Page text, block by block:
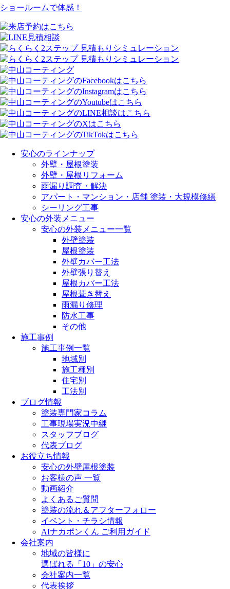
ショールームで体感！
安心のラインナップ
外壁・屋根塗装
外壁・屋根リフォーム
雨漏り調査・解決
アパート・マンション・店舗 塗装・大規模修繕
シーリング工事
安心の外装メニュー
安心の外装メニュー一覧
外壁塗装
屋根塗装
外壁カバー工法
外壁張り替え
屋根カバー工法
屋根葺き替え
雨漏り修理
防水工事
その他
施工事例
施工事例一覧
地域別
施工種別
住宅別
工法別
ブログ情報
塗装専門家コラム
工事現場実況中継
スタッフブログ
代表ブログ
お役立ち情報
安心の外壁屋根塗装
お客様の声 一覧
動画紹介
よくあるご質問
塗装の流れ＆アフターフォロー
イベント・チラシ情報
AIナカポンくん ご利用ガイド
会社案内
地域の皆様に
選ばれる「10」の安心
会社案内一覧
代表挨拶